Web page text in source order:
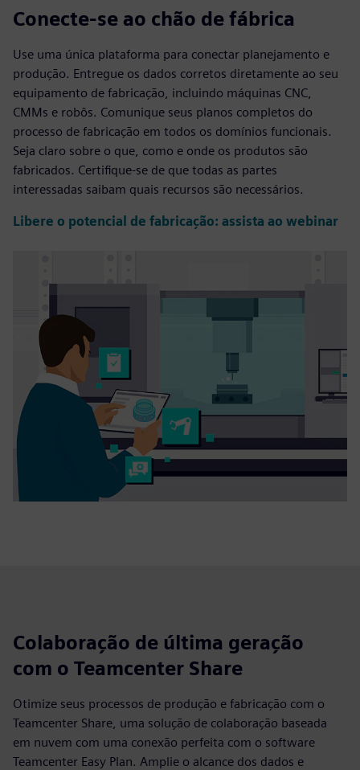
Conecte-se ao chão de fábrica
Use uma única plataforma para conectar planejamento e
produção. Entregue os dados corretos diretamente ao seu
equipamento de fabricação, incluindo máquinas CNC,
CMMs e robôs. Comunique seus planos completos do
processo de fabricação em todos os domínios funcionais.
Seja claro sobre o que, como e onde os produtos são
fabricados. Certifique-se de que todas as partes
interessadas saibam quais recursos são necessários.
Libere o potencial de fabricação: assista ao webinar
Colaboração de última geração
com o Teamcenter Share
Otimize seus processos de produção e fabricação com o
Teamcenter Share, uma solução de colaboração baseada
em nuvem com uma conexão perfeita com o software
Teamcenter Easy Plan. Amplie o alcance dos dados e